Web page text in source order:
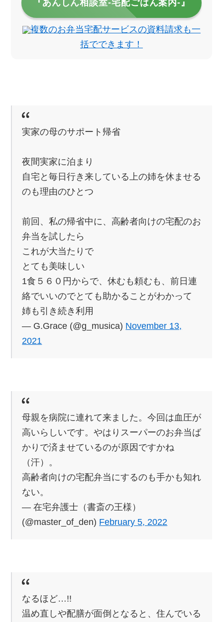
『あんしん相談室‐宅配ごはん案内‐』
複数のお弁当宅配サービスの資料請求も一
括でできます！
実家の母のサポート帰省
夜間実家に泊まり
自宅と毎日行き来している上の姉を休ませる
のも理由のひとつ
前回、私の帰省中に、高齢者向けの宅配のお
弁当を試したら
これが大当たりで
とても美味しい
1食５６０円からで、休むも頼むも、前日連
絡でいいのでとても助かることがわかって
姉も引き続き利用
— G.Grace (@g_musica) November 13,
2021
母親を病院に連れて来ました。今回は血圧が
高いらしいです。やはりスーパーのお弁当ば
かりで済ませているのが原因ですかね
（汗）。
高齢者向けの宅配弁当にするのも手かも知れ
ない。
— 在宅弁護士（書斎の王様）
(@master_of_den) February 5, 2022
なるほど…!!
温め直しや配膳が面倒となると、住んでいる